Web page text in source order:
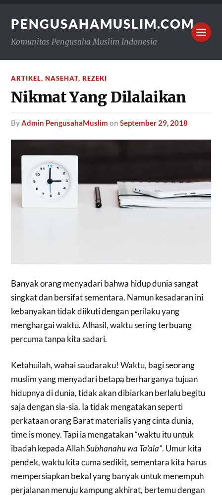
PENGUSAHAMUSLIM.COM
Komunitas Pengusaha Muslim Indonesia
ARTIKEL,NASEHAT,REZEKI
Nikmat Yang Dilalaikan
byAdmin PengusahaMuslim onSeptember 29, 2018
Banyak orang menyadari bahwa hidup dunia sangat
singkat dan bersifat sementara. Namun kesadaran ini
kebanyakan tidak diikuti dengan perilaku yang
menghargai waktu. Alhasil, waktu sering terbuang
percuma tanpa kita sadari.
Ketahuilah, wahai saudaraku! Waktu, bagi seorang
muslim yang menyadari betapa berharganya tujuan
hidupnya di dunia, tidak akan dibiarkan berlalu begitu
saja dengan sia-sia. Ia tidak mengatakan seperti
perkataan orang Barat materialis yang cinta dunia,
time is money. Tapi ia mengatakan “waktu itu untuk
ibadah kepada AllahSubhanahu wa Ta’ala”. Umur kita
pendek, waktu kita cuma sedikit, sementara kita harus
mempersiapkan bekal yang banyak untuk menempuh
perjalanan menuju kampung akhirat, bertemu dengan